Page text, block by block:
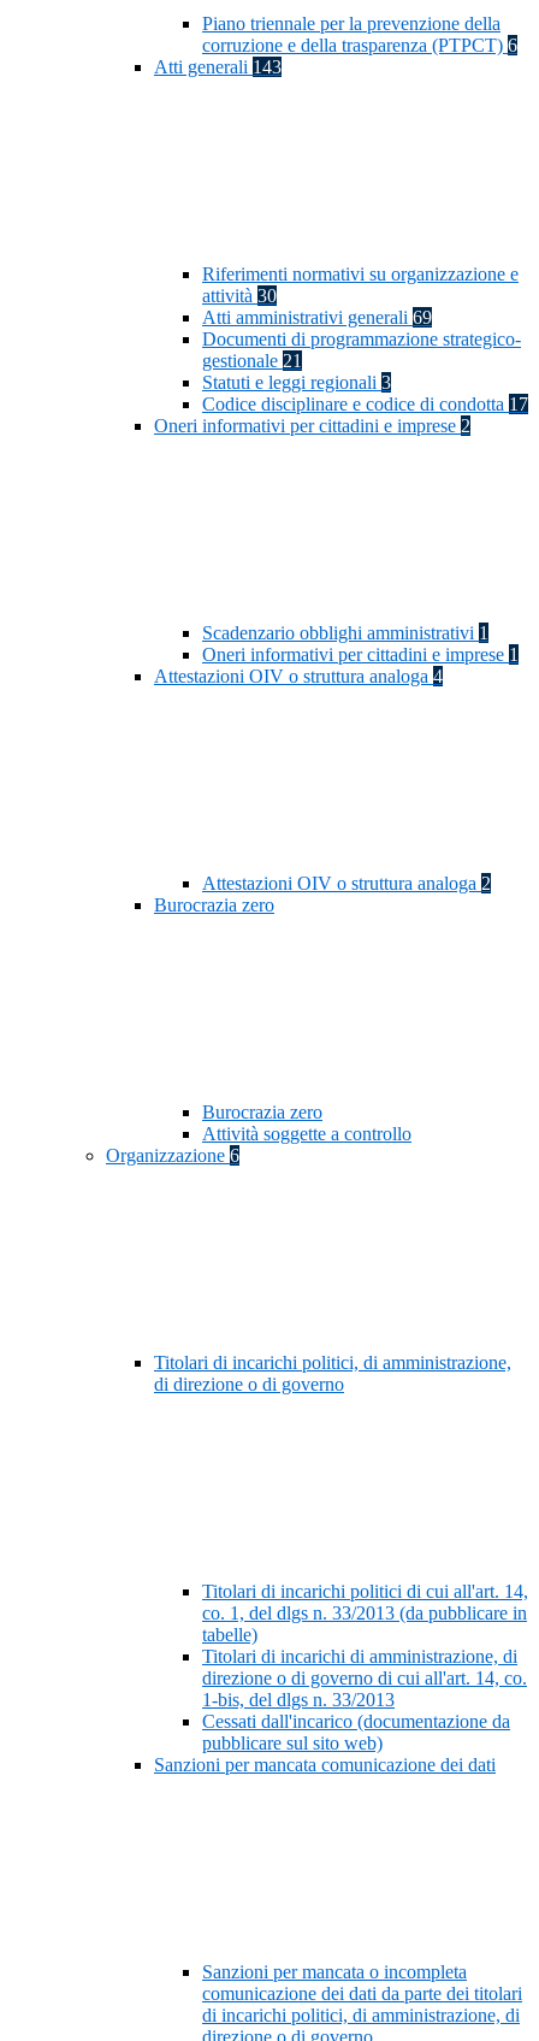
Piano triennale per la prevenzione della
corruzione e della trasparenza (PTPCT) 6
Atti generali 143
Riferimenti normativi su organizzazione e
attività 30
Atti amministrativi generali 69
Documenti di programmazione strategico-
gestionale 21
Statuti e leggi regionali 3
Codice disciplinare e codice di condotta 17
Oneri informativi per cittadini e imprese 2
Scadenzario obblighi amministrativi 1
Oneri informativi per cittadini e imprese 1
Attestazioni OIV o struttura analoga 4
Attestazioni OIV o struttura analoga 2
Burocrazia zero
Burocrazia zero
Attività soggette a controllo
Organizzazione 6
Titolari di incarichi politici, di amministrazione,
di direzione o di governo
Titolari di incarichi politici di cui all'art. 14,
co. 1, del dlgs n. 33/2013 (da pubblicare in
tabelle)
Titolari di incarichi di amministrazione, di
direzione o di governo di cui all'art. 14, co.
1-bis, del dlgs n. 33/2013
Cessati dall'incarico (documentazione da
pubblicare sul sito web)
Sanzioni per mancata comunicazione dei dati
Sanzioni per mancata o incompleta
comunicazione dei dati da parte dei titolari
di incarichi politici, di amministrazione, di